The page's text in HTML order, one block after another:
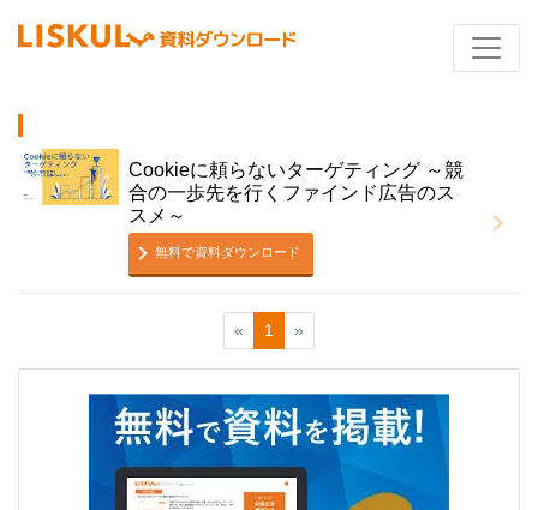
Cookieに頼らないターゲティング ～競
合の一歩先を行くファインド広告のス
スメ～
無料で資料ダウンロード
« 1 »